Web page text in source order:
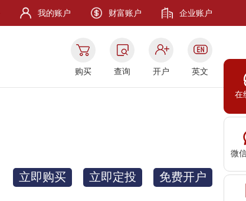
在
微
我的账户 财富账户 企业账户
购买 查询 开户 英文
立即购买 立即定投 免费开户